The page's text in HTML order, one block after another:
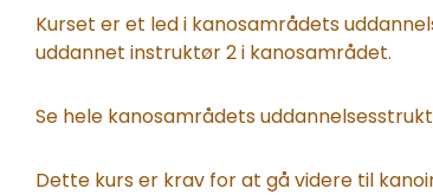
Kurset er et led i kanosamrådets
uddannet instruktør 2 i kanosamrådet.
Se hele kanosamrådets
Dette kurs er krav for at gå videre til